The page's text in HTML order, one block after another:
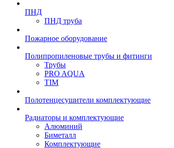
ПНД
ПНД труба
Пожарное оборудование
Полипропиленовые трубы и фитинги
Трубы
PRO AQUA
TIM
Полотенцесушители комплектующие
Радиаторы и комплектующие
Алюминий
Биметалл
Комплектующие